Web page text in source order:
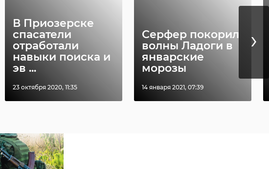
В Приозерске
спасатели
отработали
навыки поиска и
эв ...
23 октября 2020, 11:35
Серфер покорил
волны Ладоги в
январские
морозы
14 января 2021, 07:39
›